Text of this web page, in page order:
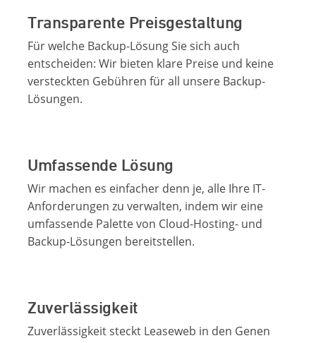
Transparente Preisgestaltung
Für welche Backup-Lösung Sie sich auch
entscheiden: Wir bieten klare Preise und keine
versteckten Gebühren für all unsere Backup-
Lösungen.
Umfassende Lösung
Wir machen es einfacher denn je, alle Ihre IT-
Anforderungen zu verwalten, indem wir eine
umfassende Palette von Cloud-Hosting- und
Backup-Lösungen bereitstellen.
Zuverlässigkeit
Zuverlässigkeit steckt Leaseweb in den Genen